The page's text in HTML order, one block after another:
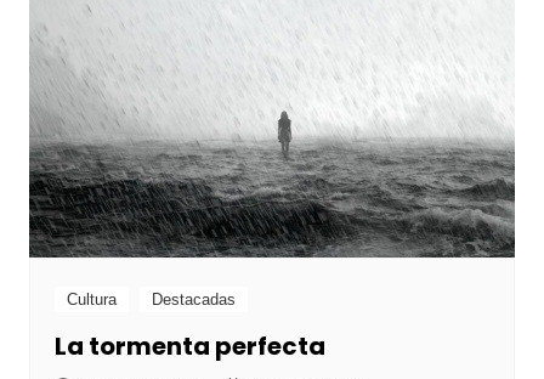
Cultura Destacadas
La tormenta perfecta